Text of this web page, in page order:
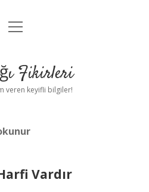
Anasayfa
Uyarı
menüyü
Fikirleri
veren keyifli bilgiler!
Vardır